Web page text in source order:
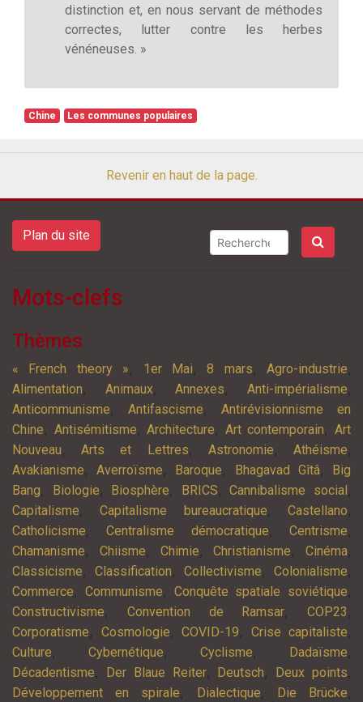
distinction et, en nous servant de méthodes
correctes, lutter contre les herbes
vénéneuses. »
Chine Les communes populaires
Revenir en haut de la page.
Plan du site
Mots-clefs
Thèmes
« French theory », 1er Mai,8 mars, Agro-industrie,
Alimentation, Animaux,Annexes,Anti-impérialisme,
Anticommunisme, Antifascisme, Antirévisionnisme en
Chine, Antisémitisme,Architecture, Art contemporain,Art
Nouveau,Arts et Lettres, Astronomie,Athéisme,
Avakianisme,Averroïsme, Baroque, Bhagavad Gîtâ, Big
Bang, Biologie, Biosphère, BRICS,Cannibalisme social,
Capitalisme,Capitalisme bureaucratique,Castellano,
Catholicisme,Centralisme démocratique,Centrisme,
Chamanisme, Chiisme, Chimie,Christianisme, Cinéma,
Classicisme, Classification, Collectivisme, Colonialisme,
Commerce, Communisme, Conquête spatiale soviétique,
Constructivisme, Convention de Ramsar, COP23 ,
Corporatisme, Cosmologie, COVID-19, Crise capitaliste,
Culture, Cybernétique, Cyclisme, Dadaïsme,
Décadentisme, Der Blaue Reiter, Deutsch, Deux points,
Développement en spirale, Dialectique, Die Brücke,